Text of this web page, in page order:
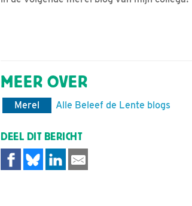
MEER OVER
Merel Alle Beleef de Lente blogs
DEEL DIT BERICHT